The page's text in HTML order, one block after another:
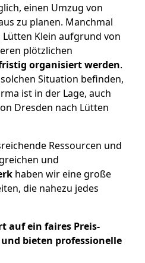
einen Umzug von
zu planen. Manchmal
Klein aufgrund von
plötzlichen
organisiert werden.
Situation befinden,
ist in der Lage, auch
Dresden nach Lütten
Ressourcen und
und
haben wir eine große
die nahezu jedes
auf ein faires Preis-
bieten professionelle